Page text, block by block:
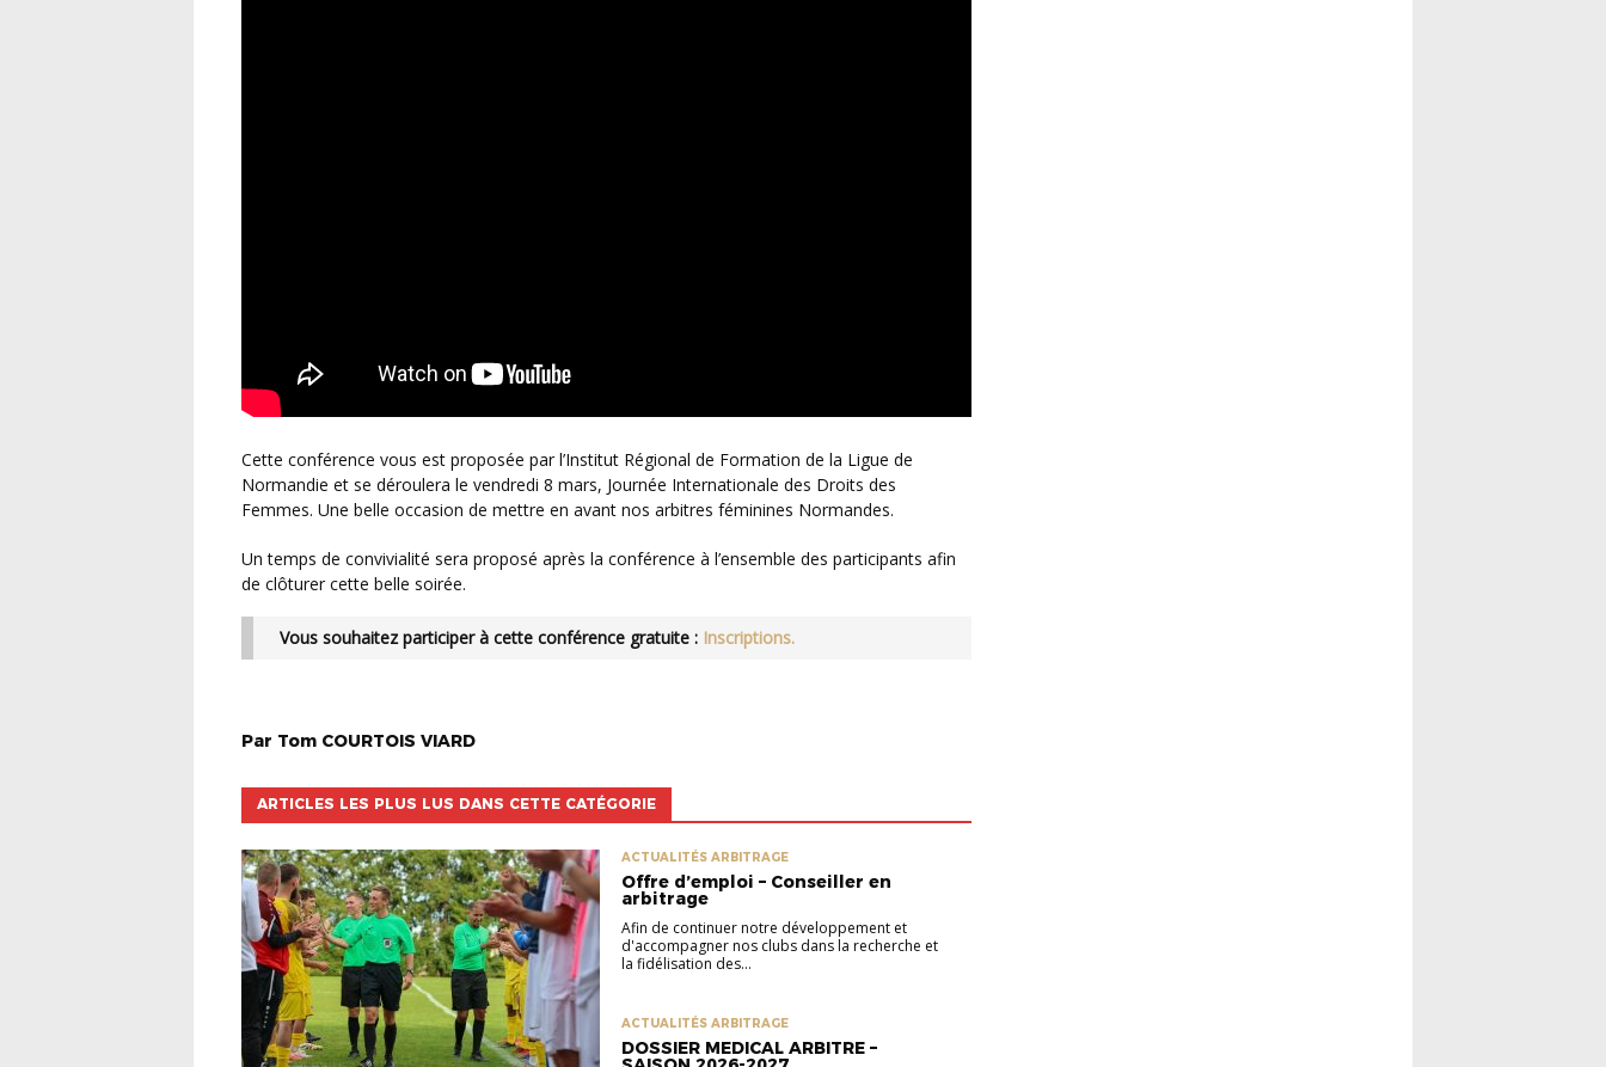
Cette conférence vous est proposée par l’Institut Régional de Formation de la Ligue de
Normandie et se déroulera le vendredi 8 mars, Journée Internationale des Droits des
Femmes. Une belle occasion de mettre en avant nos arbitres féminines Normandes.
Un temps de convivialité sera proposé après la conférence à l’ensemble des participants afin
de clôturer cette belle soirée.
Vous souhaitez participer à cette conférence gratuite : Inscriptions.
Par Tom COURTOIS VIARD
ARTICLES LES PLUS LUS DANS CETTE CATÉGORIE
ACTUALITÉS ARBITRAGE
Offre d’emploi – Conseiller en
arbitrage
Afin de continuer notre développement et
d'accompagner nos clubs dans la recherche et
la fidélisation des...
ACTUALITÉS ARBITRAGE
DOSSIER MEDICAL ARBITRE –